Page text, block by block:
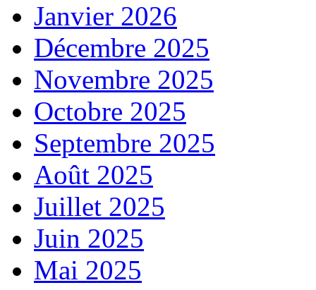
Janvier 2026
Décembre 2025
Novembre 2025
Octobre 2025
Septembre 2025
Août 2025
Juillet 2025
Juin 2025
Mai 2025